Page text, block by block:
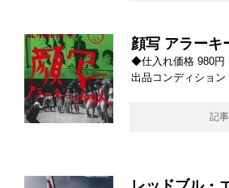
顔写 アラーキ
◆仕入れ価格 980
出品コンディショ
記